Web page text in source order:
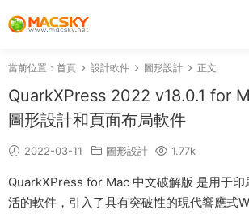
當前位置： 首頁 設計軟件 圖形設計 正文
QuarkXPress 2022 v18.0.1 for
圖形設計和頁面布局軟件
2022-03-11 圖形設計 1.77k
QuarkXPress for Mac 中文破解版 是用于印
活的軟件，引入了具有突破性的現代響應式